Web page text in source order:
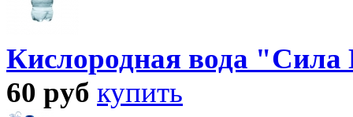
Кислородная вода "Сила
60 руб купить